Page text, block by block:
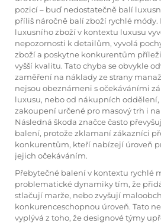
pozicí – buď nedostatečně balí
příliš náročně balí zboží rychlé
luxusního zboží v kontextu luxusu
nepozornosti k detailům, vyvolá
zboží a poskytne konkurentům
vyšší kvalitu. Tato chyba se obvykle
zaměření na náklady ze strany
nejsou obeznámeni s očekáváními
luxusu, nebo od nákupních
zakoupení určené pro masový trh i
Následná škoda značce často
balení, protože zklamaní zákazníci
konkurentům, kteří nabízejí úroveň
jejich očekáváním.
Přebytečné balení v kontextu rychlé
problematické dynamiky tím, že
stlačují marže, nebo zvyšují
konkurenceschopnou úroveň. Tato
vyplývá z toho, že designové týmy